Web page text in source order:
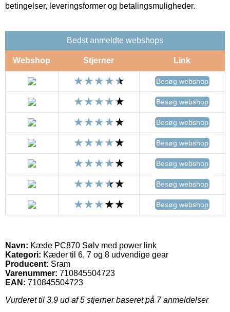
betingelser, leveringsformer og betalingsmuligheder.
Bedst anmeldte webshops
Webshop Stjerner Link
Besøg webshop
Besøg webshop
Besøg webshop
Besøg webshop
Besøg webshop
Besøg webshop
Besøg webshop
Navn: Kæde PC870 Sølv med power link
Kategori: Kæder til 6, 7 og 8 udvendige gear
Producent: Sram
Varenummer: 710845504723
EAN: 710845504723
Vurderet til 3.9 ud af 5 stjerner baseret på 7anmeldelser